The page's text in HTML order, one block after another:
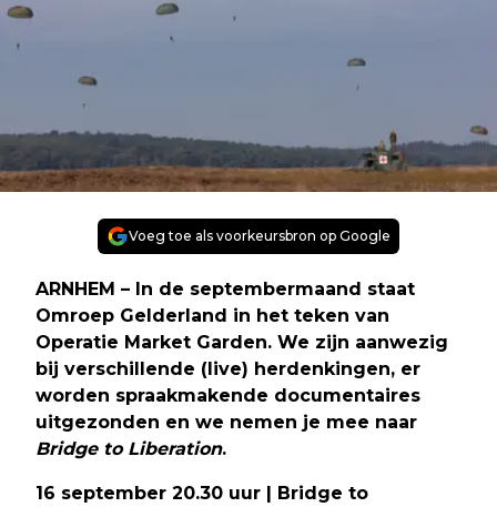
Voeg toe als voorkeursbron op Google
ARNHEM – In de septembermaand staat
Omroep Gelderland in het teken van
Operatie Market Garden. We zijn aanwezig
bij verschillende (live) herdenkingen, er
worden spraakmakende documentaires
uitgezonden en we nemen je mee naar
Bridge to Liberation.
16 september 20.30 uur | Bridge to